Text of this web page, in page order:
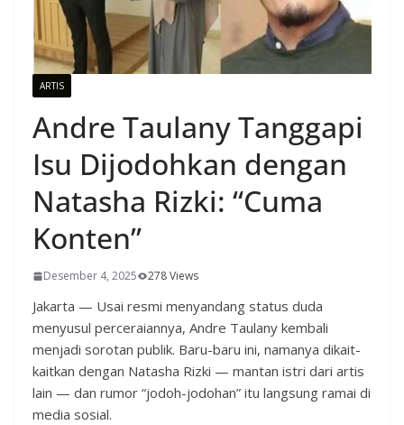
ARTIS
Andre Taulany Tanggapi
Isu Dijodohkan dengan
Natasha Rizki: “Cuma
Konten”
Desember 4, 2025 278 Views
Jakarta — Usai resmi menyandang status duda
menyusul perceraiannya, Andre Taulany kembali
menjadi sorotan publik. Baru-baru ini, namanya dikait-
kaitkan dengan Natasha Rizki — mantan istri dari artis
lain — dan rumor “jodoh-jodohan” itu langsung ramai di
media sosial.